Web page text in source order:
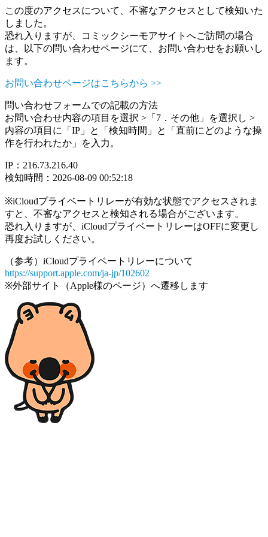
この度のアクセスについて、不審なアクセスとして検知いた
しました。
恐れ入りますが、コミックシーモアサイトへご訪問の場合
は、以下の問い合わせページにて、お問い合わせをお願いし
ます。
お問い合わせページはこちらから >>
問い合わせフォームでの記載の方法
お問い合わせ内容の項目を選択 >「7．その他」を選択し >
内容の項目に「IP」と「検知時間」と「直前にどのような操
作を行われたか」を入力。
IP：216.73.216.40
検知時間：2026-08-09 00:52:18
※iCloudプライベートリレーが有効な状態でアクセスされま
すと、不審なアクセスと検知される場合がございます。
恐れ入りますが、iCloudプライベートリレーはOFFに変更し
再度お試しください。
（参考）iCloudプライベートリレーについて
https://support.apple.com/ja-jp/102602
※外部サイト（Apple様のページ）へ遷移します